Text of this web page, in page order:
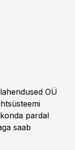
OÜ
pardal
saab